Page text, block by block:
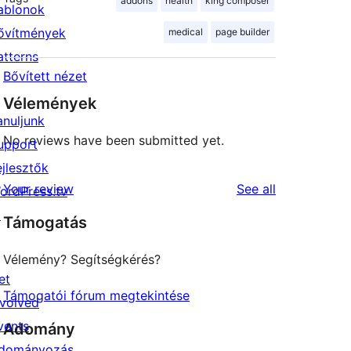
medical page builder
Bővített nézet
Vélemények
No reviews have been submitted yet.
Your review See all
Támogatás
Vélemény? Segítségkérés?
Támogatói fórum megtekintése
Adomány